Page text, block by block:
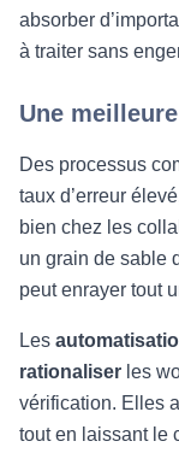
absorber
à traiter sans
Une
Des processus
taux d’erreur
bien chez les
un grain de sable
peut enrayer tout
Les
rationaliser les
vérification. Elles
tout en laissant le